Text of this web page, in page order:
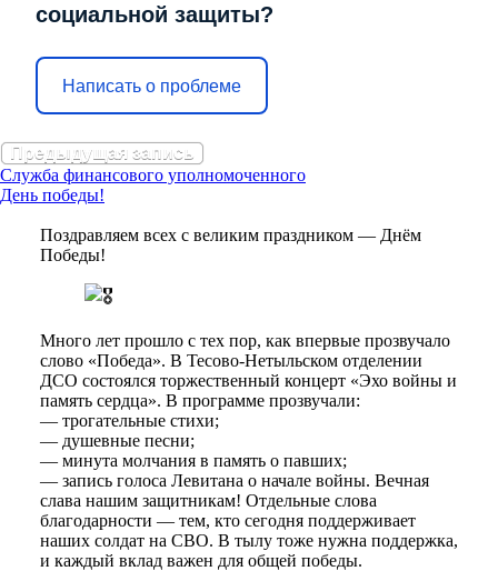
социальной защиты?
Написать о проблеме
Предыдущая запись
Служба финансового уполномоченного
День победы!
Поздравляем всех с великим праздником — Днём
Победы!
Много лет прошло с тех пор, как впервые прозвучало
слово «Победа». В Тесово-Нетыльском отделении
ДСО состоялся торжественный концерт «Эхо войны и
память сердца». В программе прозвучали:
— трогательные стихи;
— душевные песни;
— минута молчания в память о павших;
— запись голоса Левитана о начале войны. Вечная
слава нашим защитникам! Отдельные слова
благодарности — тем, кто сегодня поддерживает
наших солдат на СВО. В тылу тоже нужна поддержка,
и каждый вклад важен для общей победы.